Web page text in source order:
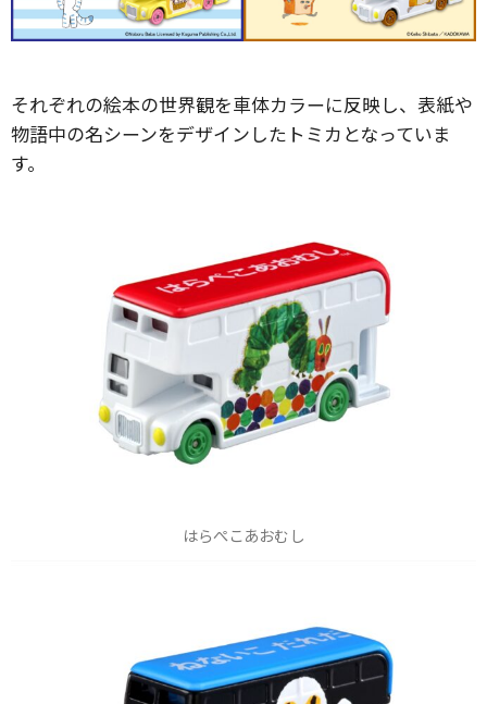
それぞれの絵本の世界観を車体カラーに反映し、表紙や
物語中の名シーンをデザインしたトミカとなっていま
す。
はらぺこあおむし